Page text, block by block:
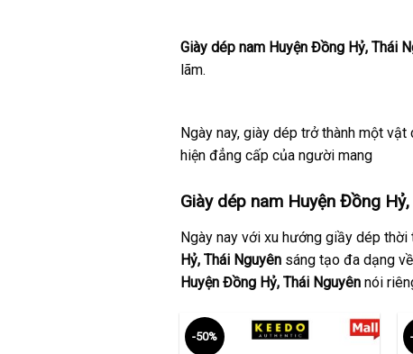
Giày dép nam Huyện Đồng Hỷ, Thái
lãm.
Ngày nay, giày dép trở thành một
hiện đẳng cấp của người mang
Giày dép nam Huyện Đồng
Ngày nay với xu hướng giầy dép
Hỷ, Thái Nguyênsáng tạo đa dạng về
Huyện Đồng Hỷ, Thái Nguyên nói
-50%